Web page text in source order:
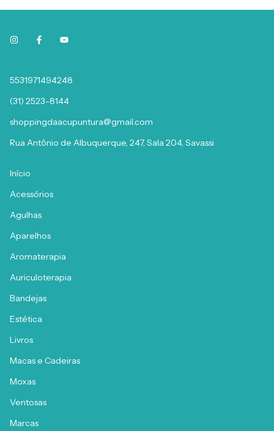
5531971494248
(31) 2523-8144
shoppingdaacupuntura@gmail.com
Rua Antônio de Albuquerque, 247, Sala 204, Savassi
Início
Acessórios
Agulhas
Aparelhos
Aromaterapia
Auriculoterapia
Bandejas
Estética
Livros
Macas e Cadeiras
Moxas
Ventosas
Marcas